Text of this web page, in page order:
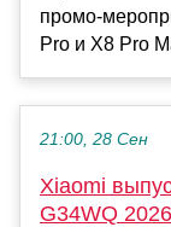
промо-
Pro и X8 Pro
21:00, 28 Сен
Xiaomi
G34WQ